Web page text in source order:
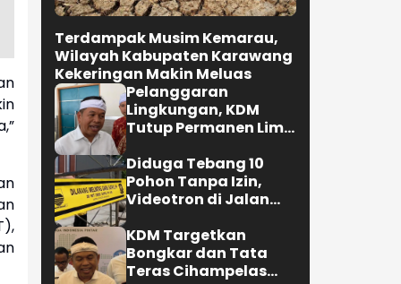
Terdampak Musim Kemarau,
Wilayah Kabupaten Karawang
Kekeringan Makin Meluas
Pelanggaran
Lingkungan, KDM
Tutup Permanen Lima
di Cipatat
Diduga Tebang 10
Pohon Tanpa Izin,
Videotron di Jalan
Bandung Disegel
KDM Targetkan
Bongkar dan Tata
Teras Cihampelas